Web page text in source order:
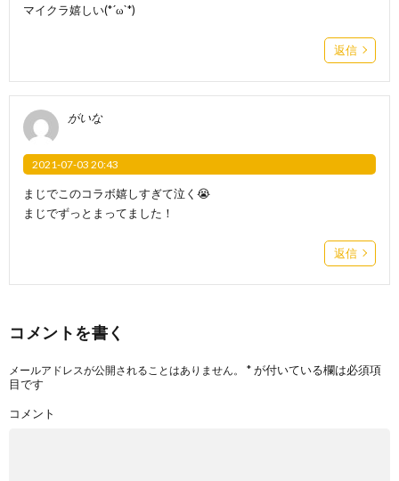
マイクラ嬉しい(*´ω`*)
返信
がいな
2021-07-03 20:43
まじでこのコラボ嬉しすぎて泣く😭
まじでずっとまってました！
返信
コメントを書く
メールアドレスが公開されることはありません。 *が付いている欄は必須項
目です
コメント